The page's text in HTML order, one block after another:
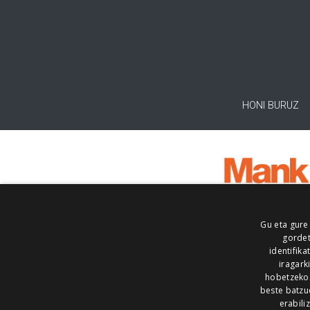
HONI BURUZ
Gu eta
hobetzeko.
beste